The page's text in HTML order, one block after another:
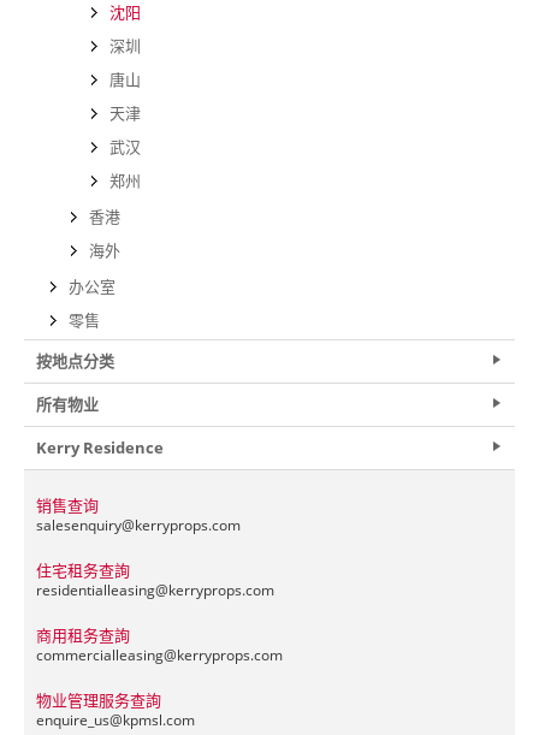
沈阳
深圳
唐山
天津
武汉
郑州
香港
海外
办公室
零售
按地点分类
所有物业
Kerry Residence
销售查询
salesenquiry@kerryprops.com
住宅租务查詢
residentialleasing@kerryprops.com
商用租务查詢
commercialleasing@kerryprops.com
物业管理服务查詢
enquire_us@kpmsl.com